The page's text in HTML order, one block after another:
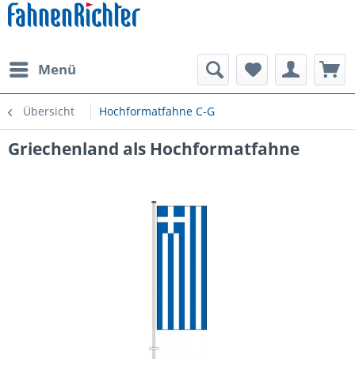
Menü
Übersicht Hochformatfahne C-G
Griechenland als Hochformatfahne